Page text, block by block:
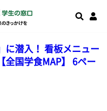
に潜入！ 看板メニュー
全国学食MAP】 6ペー